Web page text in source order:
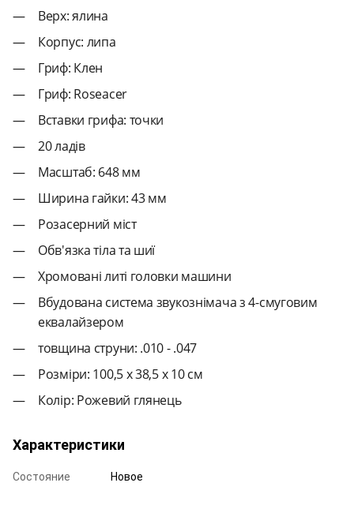
Верх: ялина
Корпус: липа
Гриф: Клен
Гриф: Roseacer
Вставки грифа: точки
20 ладів
Масштаб: 648 мм
Ширина гайки: 43 мм
Розасерний міст
Обв'язка тіла та шиї
Хромовані литі головки машини
Вбудована система звукознімача з 4-смуговим
еквалайзером
товщина струни: .010 - .047
Розміри: 100,5 х 38,5 х 10 см
Колір: Рожевий глянець
Характеристики
Состояние Новое